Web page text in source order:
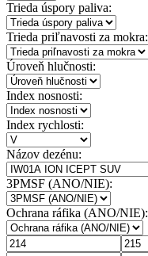
Trieda úspory paliva:
Trieda priľnavosti za mokra:
Úroveň hlučnosti:
Index nosnosti:
Index rychlosti:
Názov dezénu:
3PMSF (ANO/NIE):
Ochrana ráfika (ANO/NIE):